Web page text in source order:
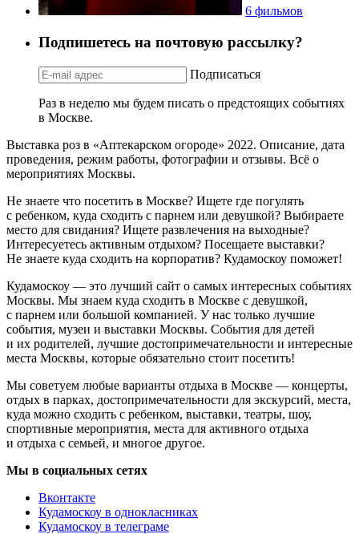
6 фильмов
Подпишетесь на почтовую рассылку?
Подписаться
Раз в неделю мы будем писать о предстоящих событиях
в Москве.
Выставка роз в «Аптекарском огороде» 2022. Описание, дата
проведения, режим работы, фотографии и отзывы. Всё о
мероприятиях Москвы.
Не знаете что посетить в Москве? Ищете где погулять
с ребенком, куда сходить с парнем или девушкой? Выбираете
место для свидания? Ищете развлечения на выходные?
Интересуетесь активным отдыхом? Посещаете выставки?
Не знаете куда сходить на корпоратив? Кудамоскоу поможет!
Кудамоскоу — это лучший сайт о самых интересных событиях
Москвы. Мы знаем куда сходить в Москве с девушкой,
с парнем или большой компанией. У нас только лучшие
события, музеи и выставки Москвы. События для детей
и их родителей, лучшие достопримечательности и интересные
места Москвы, которые обязательно стоит посетить!
Мы советуем любые варианты отдыха в Москве — концерты,
отдых в парках, достопримечательности для экскурсий, места,
куда можно сходить с ребенком, выставки, театры, шоу,
спортивные мероприятия, места для активного отдыха
и отдыха с семьей, и многое другое.
Мы в социальных сетях
Вконтакте
Кудамоскоу в однокласниках
Кудамоскоу в телеграме